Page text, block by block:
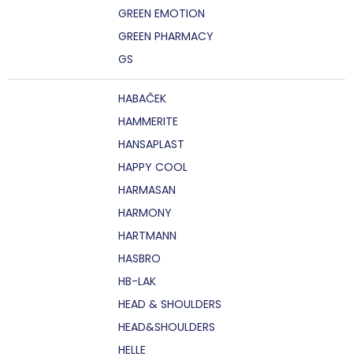
GREEN EMOTION
GREEN PHARMACY
GS
HABAČEK
HAMMERITE
HANSAPLAST
HAPPY COOL
HARMASAN
HARMONY
HARTMANN
HASBRO
HB-LAK
HEAD & SHOULDERS
HEAD&SHOULDERS
HELLE